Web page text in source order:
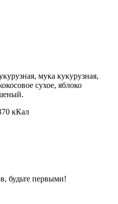
мука кукурузная,
сухое, яблоко
кКал
будьте первыми!